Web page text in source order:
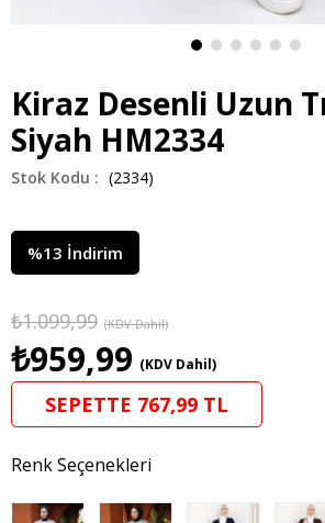
Kiraz Desenli Uzun
Siyah HM2334
(2334)
%13 İndirim
₺1.099,99 (KDV Dahil)
₺959,99 (KDV Dahil)
SEPETTE 767,99 TL
Renk Seçenekleri